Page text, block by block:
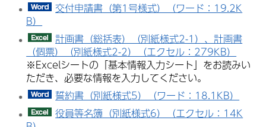
交付申請書（第1号様式）（ワード：19.2K
B）
計画書（総括表）（別紙様式2-1）、計画書
（個票）（別紙様式2-2）（エクセル：279KB）
※Excelシートの「基本情報入力シート」をお読みい
ただき、必要な情報を入力してください。
誓約書（別紙様式5）（ワード：18.1KB）
役員等名簿（別紙様式6）（エクセル：14K